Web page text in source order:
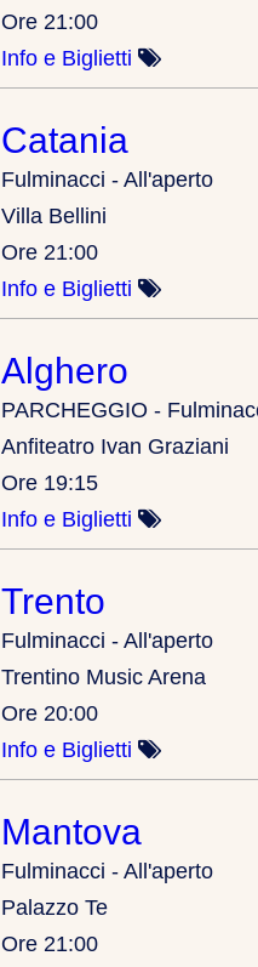
Ore 21:00
Info e Biglietti
Catania
Fulminacci - All'aperto
Villa Bellini
Ore 21:00
Info e Biglietti
Alghero
PARCHEGGIO -
Anfiteatro Ivan Graziani
Ore 19:15
Info e Biglietti
Trento
Fulminacci - All'aperto
Trentino Music Arena
Ore 20:00
Info e Biglietti
Mantova
Fulminacci - All'aperto
Palazzo Te
Ore 21:00